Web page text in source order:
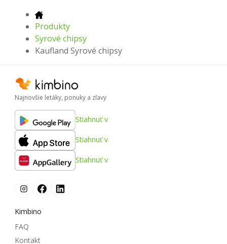
Produkty
Syrové chipsy
Kaufland Syrové chipsy
Najnovšie letáky, ponuky a zľavy
Stiahnuť v
Stiahnuť v
Stiahnuť v
Kimbino
FAQ
Kontakt